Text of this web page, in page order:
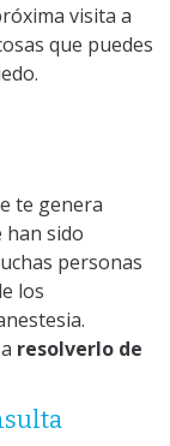
visita a
que puedes
te genera
han sido
personas
los
resolverlo de